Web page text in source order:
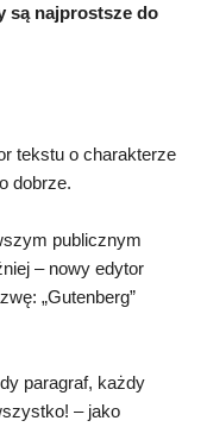
są najprostsze do
tekstu o charakterze
dobrze.
publicznym
– nowy edytor
„Gutenberg”
paragraf, każdy
– jako